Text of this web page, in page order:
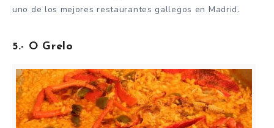
uno de los mejores restaurantes gallegos en Madrid.
5.- O Grelo